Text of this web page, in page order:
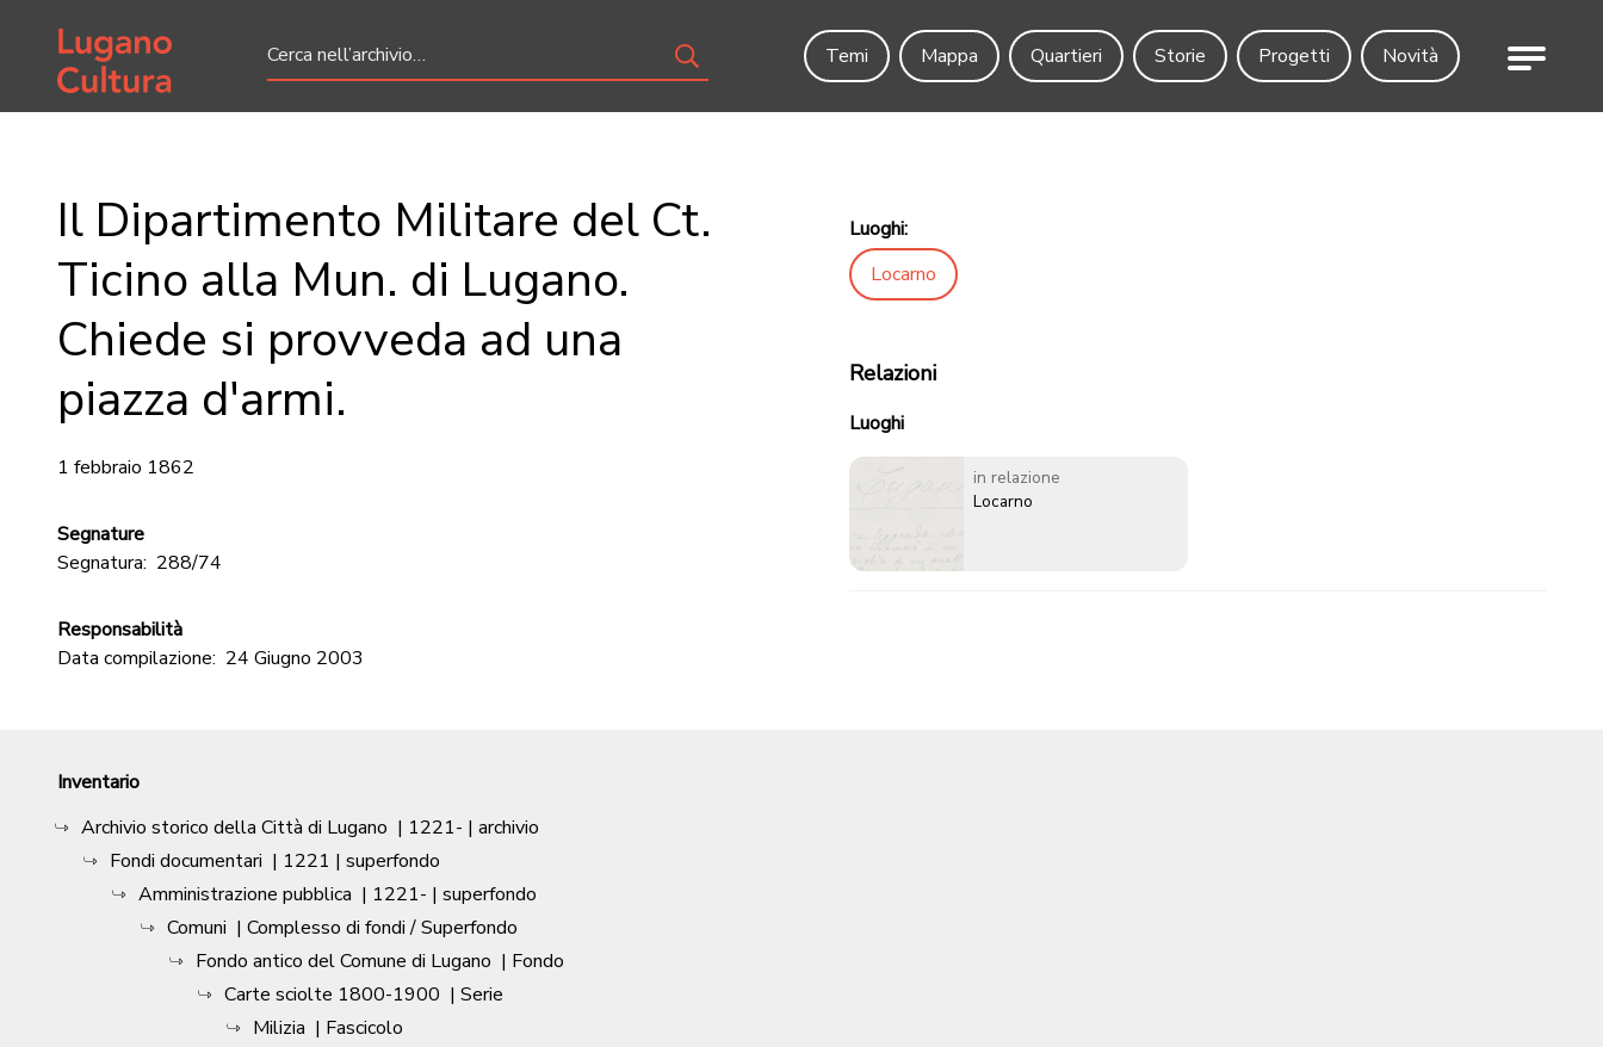
Home page
Temi
Mappa Quartieri Storie Progetti Novità Menu
Il Dipartimento Militare del Ct.
Ticino alla Mun. di Lugano.
Chiede si provveda ad una
piazza d'armi.
1 febbraio 1862
Segnature
Segnatura: 288/74
Responsabilità
Data compilazione: 24 Giugno 2003
Luoghi:
Locarno
Relazioni
Luoghi
in relazione
Locarno
Inventario
Archivio storico della Città di Lugano | 1221- | archivio
Fondi documentari | 1221 | superfondo
Amministrazione pubblica | 1221- | superfondo
Comuni | Complesso di fondi / Superfondo
Fondo antico del Comune di Lugano | Fondo
Carte sciolte 1800-1900 | Serie
Milizia | Fascicolo